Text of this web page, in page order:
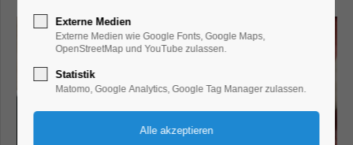
Externe Medien
Externe Medien wie Google Fonts, Google Maps,
OpenStreetMap und YouTube zulassen.
Statistik
Matomo, Google Analytics, Google Tag Manager zulassen.